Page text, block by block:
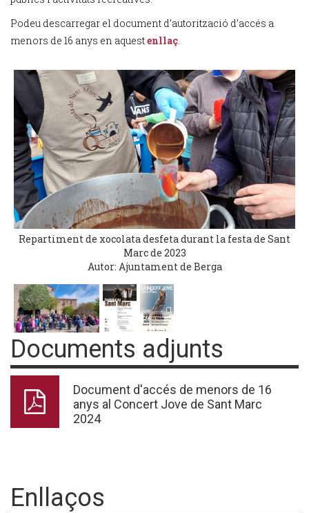
Podeu descarregar el document d’autorització d’accés a
menors de 16 anys en aquestenllaç.
Repartiment de xocolata desfeta durant la festa de Sant
Marc de 2023
Autor: Ajuntament de Berga
Documents adjunts
Document d'accés de menors de 16
anys al Concert Jove de Sant Marc
2024
Enllaços